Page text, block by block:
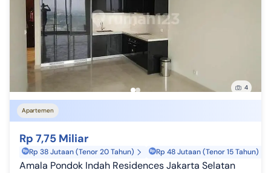
4
Apartemen
Rp 7,75 Miliar
Rp 38 Jutaan (Tenor 20 Tahun) Rp 48 Jutaan (Tenor 15 Tahun)
Amala Pondok Indah Residences Jakarta Selatan